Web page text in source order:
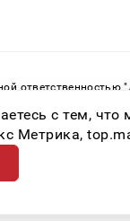
с тем,
Метрика,